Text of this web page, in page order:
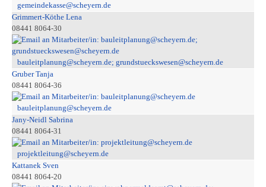
gemeindekasse@scheyern.de
Grimmert-Köthe Lena
08441 8064-30
bauleitplanung@scheyern.de; grundstueckswesen@scheyern.de
Gruber Tanja
08441 8064-36
bauleitplanung@scheyern.de
Jany-Neidl Sabrina
08441 8064-31
projektleitung@scheyern.de
Kattanek Sven
08441 8064-20